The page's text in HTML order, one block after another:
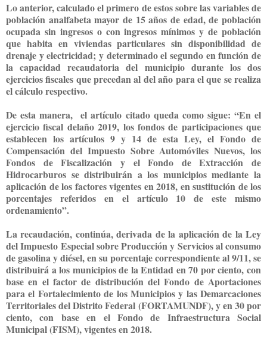
Lo anterior, calculado el primero de estos sobre las variables de
población analfabeta mayor de 15 años de edad, de población
ocupada sin ingresos o con ingresos mínimos y de población
que habita en viviendas particulares sin disponibilidad de
drenaje y electricidad; y determinado el segundo en función de
la capacidad recaudatoria del municipio durante los dos
ejercicios fiscales que precedan al del año para el que se realiza
el cálculo respectivo.
De esta manera, el artículo citado queda como sigue: “En el
ejercicio fiscal delaño 2019, los fondos de participaciones que
establecen los artículos 9 y 14 de esta Ley, el Fondo de
Compensación del Impuesto Sobre Automóviles Nuevos, los
Fondos de Fiscalización y el Fondo de Extracción de
Hidrocarburos se distribuirán a los municipios mediante la
aplicación de los factores vigentes en 2018, en sustitución de los
porcentajes referidos en el artículo 10 de este mismo
ordenamiento”.
La recaudación, continúa, derivada de la aplicación de la Ley
del Impuesto Especial sobre Producción y Servicios al consumo
de gasolina y diésel, en su porcentaje correspondiente al 9/11, se
distribuirá a los municipios de la Entidad en 70 por ciento, con
base en el factor de distribución del Fondo de Aportaciones
para el Fortalecimiento de los Municipios y las Demarcaciones
Territoriales del Distrito Federal (FORTAMUNDF), y en 30 por
ciento, con base en el Fondo de Infraestructura Social
Municipal (FISM), vigentes en 2018.